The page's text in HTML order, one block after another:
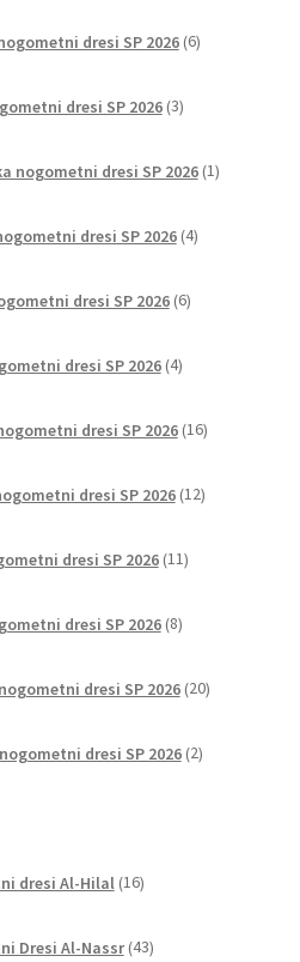
dresi SP 2026 6izdelkov
dresi SP 2026 3izdelki
nogometni dresi SP 2026 1izdelek
dresi SP 2026 4izdelki
dresi SP 2026 6izdelkov
dresi SP 2026 4izdelki
dresi SP 2026 16izdelkov
dresi SP 2026 12izdelkov
dresi SP 2026 11izdelkov
dresi SP 2026 8izdelkov
dresi SP 2026 20izdelkov
dresi SP 2026 2izdelka
dresi Al-Hilal 16izdelkov
Dresi Al-Nassr 43izdelkov